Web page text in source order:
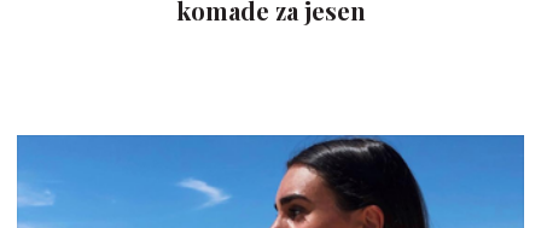
komade za jesen